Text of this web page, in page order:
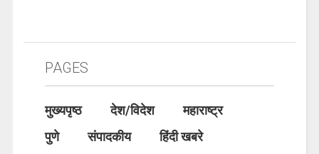
PAGES
मुख्यपृष्ठ देश/विदेश
महाराष्ट्र
पुणे
संपादकीय
हिंदी खबरे